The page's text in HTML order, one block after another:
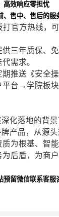
高效响应零担忧
售中、售后的服
打官方热线，
三年质保、
需求。
推送《安全
台→学院板块
化落地的背
产品，从源
为根基、智
后盾，为商
留微信联系客服